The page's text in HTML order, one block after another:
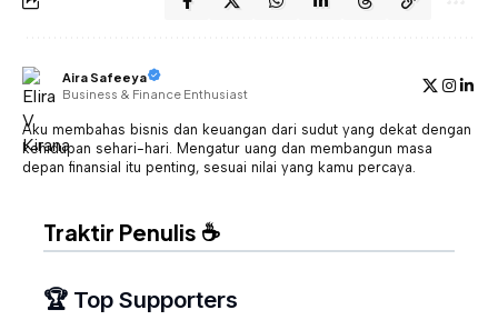
Aira Safeeya
Business & Finance Enthusiast
Aku membahas bisnis dan keuangan dari sudut yang dekat dengan
kehidupan sehari-hari. Mengatur uang dan membangun masa
depan finansial itu penting, sesuai nilai yang kamu percaya.
Traktir Penulis ☕
🏆 Top Supporters